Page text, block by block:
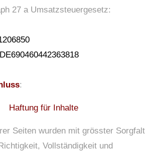
27 a Umsatzsteuergesetz:
:
Haftung für Inhalte
Seiten wurden mit grösster Sorgfalt
Vollständigkeit und